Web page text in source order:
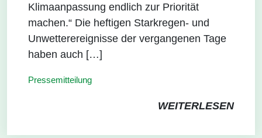
Klimaanpassung endlich zur Priorität
machen.“ Die heftigen Starkregen- und
Unwetterereignisse der vergangenen Tage
haben auch […]
Pressemitteilung
WEITERLESEN